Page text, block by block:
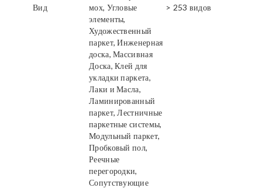
Вид
мох, Угловые
элементы,
Художественный
паркет, Инженерная
доска, Массивная
Доска, Клей для
укладки паркета,
Лаки и Масла,
Ламинированный
паркет, Лестничные
паркетные системы,
Модульный паркет,
Пробковый пол,
Реечные
перегородки,
Сопутствующие
> 253 видов